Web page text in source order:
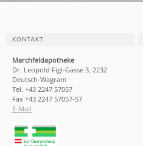
KONTAKT
Marchfeldapotheke
Dr. Leopold Figl-Gasse 3, 2232
Deutsch-Wagram
Tel. +43 2247 57057
Fax +43 2247 57057-57
E-Mail